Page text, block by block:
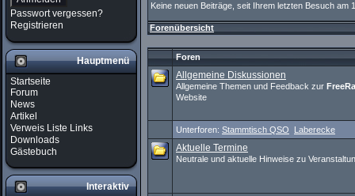
Passwort vergessen?
Registrieren
Hauptmenü
Startseite
Forum
News
Artikel
Verweis Liste Links
Downloads
Gästebuch
Interaktiv
Keine neuen Beiträge, seit Ihrem letzten Besuch am
Forenübersicht
Foren
Allgemeine Diskussionen
Allgemeine Themen und Feedback zur
Website
Unterforen: Stammtisch QSO Laberecke
Aktuelle Termine
Neutrale und aktuelle Hinweise zu